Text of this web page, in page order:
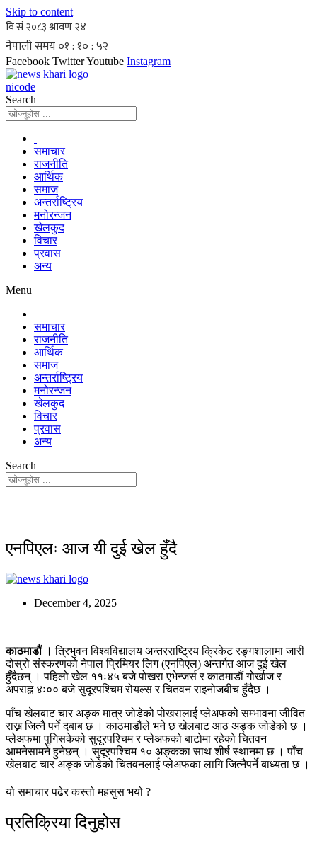
Skip to content
Facebook TwitterYoutube Instagram
nicode
Search
समाचार
राजनीति
आर्थिक
समाज
अन्तर्राष्ट्रिय
मनोरन्जन
खेलकुद
विचार
प्रवास
अन्य
Menu
समाचार
राजनीति
आर्थिक
समाज
अन्तर्राष्ट्रिय
मनोरन्जन
खेलकुद
विचार
प्रवास
अन्य
Search
एनपिएलः आज यी दुई खेल हुँदै
December 4, 2025
काठमाडौं । त्रिभुवन विश्वविद्यालय अन्तरराष्ट्रिय क्रिकेट रङ्गशालामा जारी
दोस्रो संस्करणको नेपाल प्रिमियर लिग (एनपिएल) अन्तर्गत आज दुई खेल
हुँदैछन् । पहिलो खेल ११ः४५ बजे पोखरा एभेन्जर्स र काठमाडौं गोर्खाज र
अपराह्न ४ः०० बजे सुदूरपश्चिम रोयल्स र चितवन राइनोजबीच हुँदैछ ।
पाँच खेलबाट चार अङ्क मात्र जोडेको पोखरालाई प्लेअफको सम्भावना जीवित
राख्न जित्नै पर्ने दबाब छ । काठमाडौंले भने छ खेलबाट आठ अङ्क जोडेको छ ।
प्लेअफमा पुगिसकेको सुदूरपश्चिम र प्लेअफको बाटोमा रहेको चितवन
आमनेसामने हुनेछन् । सुदूरपश्चिम १० अङ्कका साथ शीर्ष स्थानमा छ । पाँच
खेलबाट चार अङ्क जोडेको चितवनलाई प्लेअफका लागि जित्नैपर्ने बाध्यता छ ।
यो समाचार पढेर कस्तो महसुस भयो ?
प्रतिक्रिया दिनुहोस